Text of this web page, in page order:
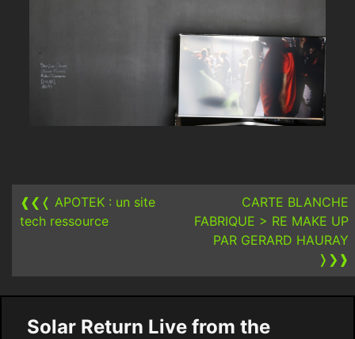
navigation
❰❮❬ APOTEK : un site
tech ressource
CARTE BLANCHE
FABRIQUE > RE MAKE UP
PAR GERARD HAURAY
❭❯❱
Solar Return Live from the